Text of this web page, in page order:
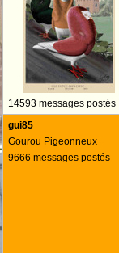
14593 messages postés
gui85
Gourou Pigeonneux
9666 messages postés